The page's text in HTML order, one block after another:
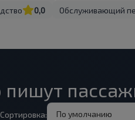
0,0 Обслуживающий
пишут
Сортировка: По умолчанию